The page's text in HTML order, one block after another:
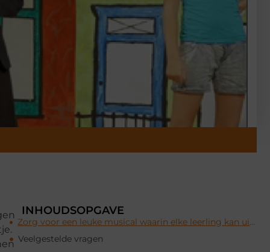
INHOUDSOPGAVE
Zorg voor een leuke musical waarin elke leerling kan uitblinken
Veelgestelde vragen